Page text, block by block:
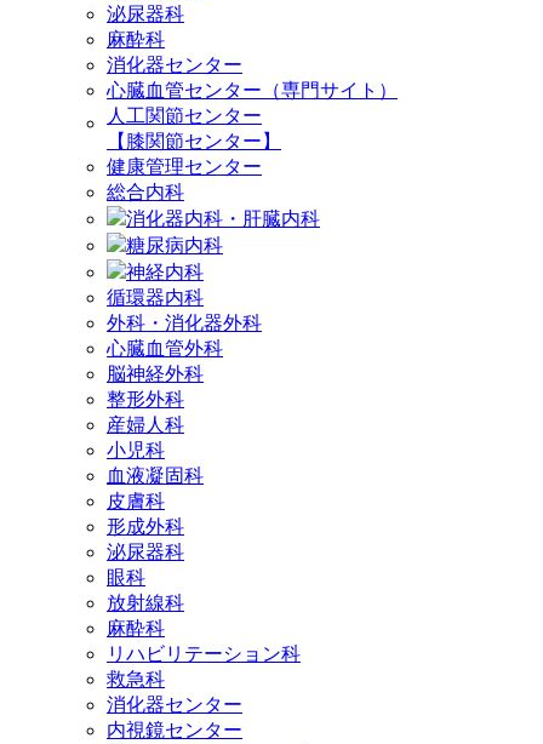
泌尿器科
麻酔科
消化器センター
心臓血管センター（専門サイト）
人工関節センター
【膝関節センター】
健康管理センター
総合内科
消化器内科・肝臓内科
糖尿病内科
神経内科
循環器内科
外科・消化器外科
心臓血管外科
脳神経外科
整形外科
産婦人科
小児科
血液凝固科
皮膚科
形成外科
泌尿器科
眼科
放射線科
麻酔科
リハビリテーション科
救急科
消化器センター
内視鏡センター